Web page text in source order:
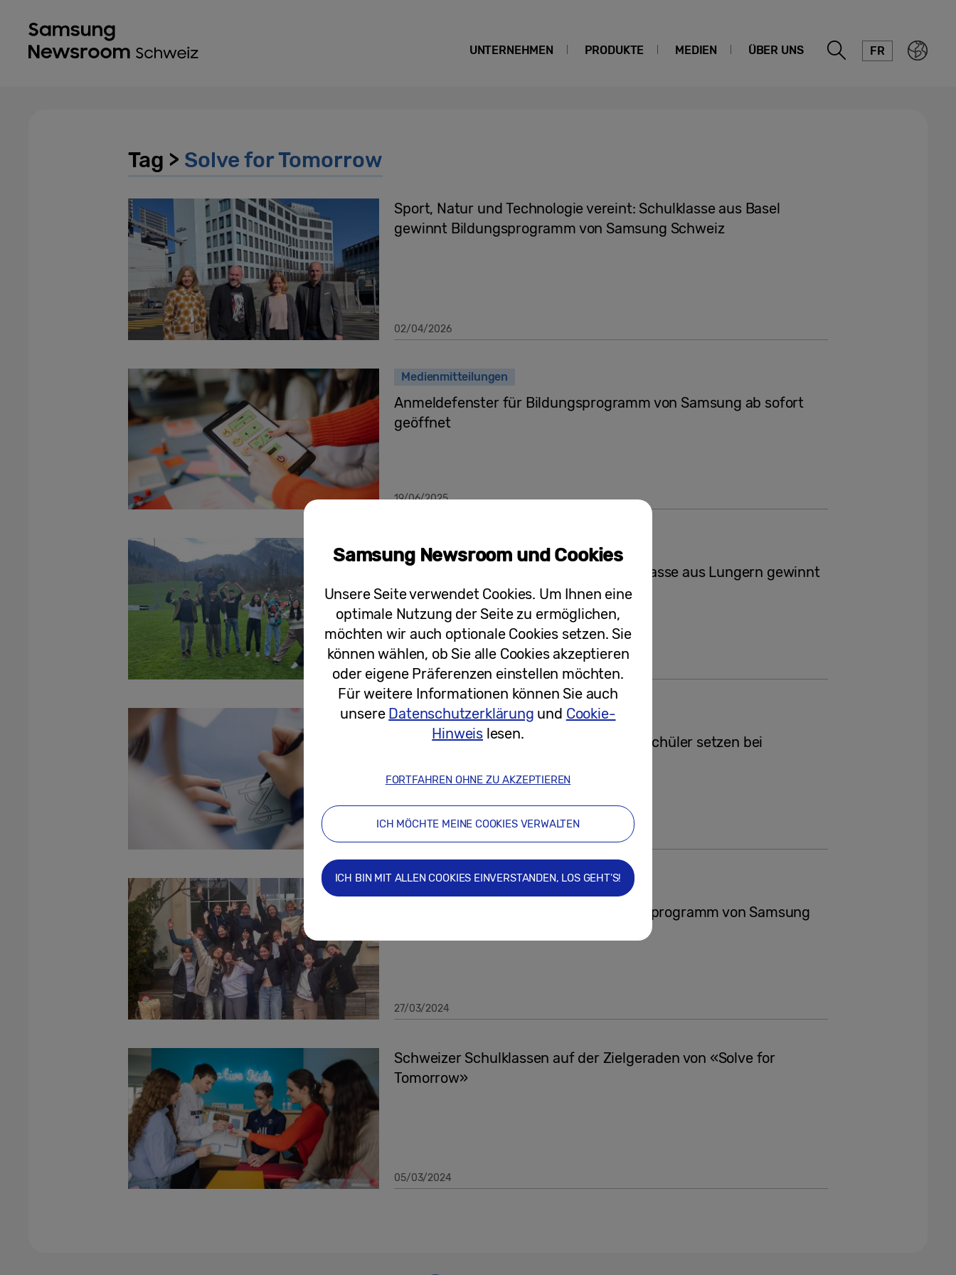
UNTERNEHMEN PRODUKTE MEDIEN ÜBER UNS FR
Tag > Solve for Tomorrow
Sport, Natur und Technologie vereint: Schulklasse aus Basel
gewinnt Bildungsprogramm von Samsung Schweiz
02/04/2026
Medienmitteilungen
Anmeldefenster für Bildungsprogramm von Samsung ab sofort
geöffnet
19/06/2025
Medienmitteilungen
Second-Hand-Mode mit Power: Schulklasse aus Lungern gewinnt
Bildungsprogramm von Samsung
15/04/2025
Medienmitteilungen
Müll ist out – Junge Schülerinnen und Schüler setzen bei
Medienmitteilungen
Schulklasse aus Thun gewinnt Bildungsprogramm von Samsung
27/03/2024
Schweizer Schulklassen auf der Zielgeraden von «Solve for
Tomorrow»
05/03/2024
Samsung Newsroom und Cookies
Unsere Seite verwendet Cookies. Um Ihnen eine
optimale Nutzung der Seite zu ermöglichen,
möchten wir auch optionale Cookies setzen. Sie
können wählen, ob Sie alle Cookies akzeptieren
oder eigene Präferenzen einstellen möchten.
Für weitere Informationen können Sie auch
unsere Datenschutzerklärung und Cookie-
Hinweis lesen.
FORTFAHREN OHNE ZU AKZEPTIEREN
ICH MÖCHTE MEINE COOKIES VERWALTEN
ICH BIN MIT ALLEN COOKIES EINVERSTANDEN, LOS GEHT'S!